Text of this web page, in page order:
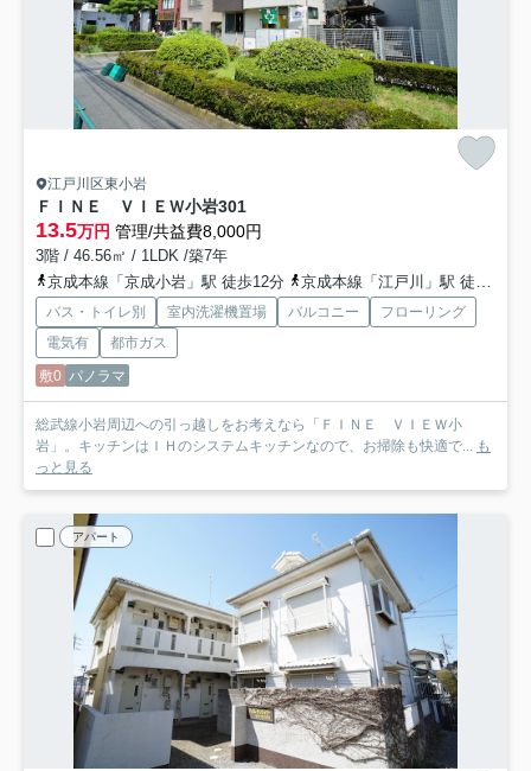
江戸川区東小岩
ＦＩＮＥ ＶＩＥＷ小岩301
13.5万円 管理/共益費8,000円
3階 / 46.56㎡ / 1LDK /築7年
京成本線「京成小岩」駅 徒歩12分
京成本線「江戸川」駅 徒歩24分
バス・トイレ別 室内洗濯機置場 バルコニー
フローリング
電気有
都市ガス
敷0 パノラマ
総武線小岩周辺への引っ越しをお考えなら「ＦＩＮＥ ＶＩＥＷ小
岩」。キッチンはＩＨのシステムキッチンなので、お掃除も快適で...
も
っと見る
アパート